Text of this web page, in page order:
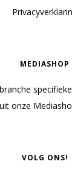
MEDIASHOP
onze
VOLG ONS!